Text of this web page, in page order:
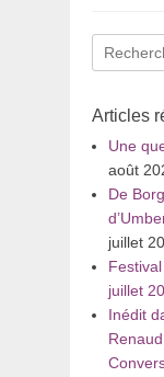
Recherche
pour
Articles
Une
août
De
juillet
juillet
Inédit